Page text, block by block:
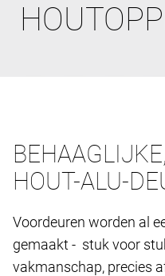
HOUT-ALU-
Voordeuren worden al
gemaakt - stuk voor
vakmanschap, precies